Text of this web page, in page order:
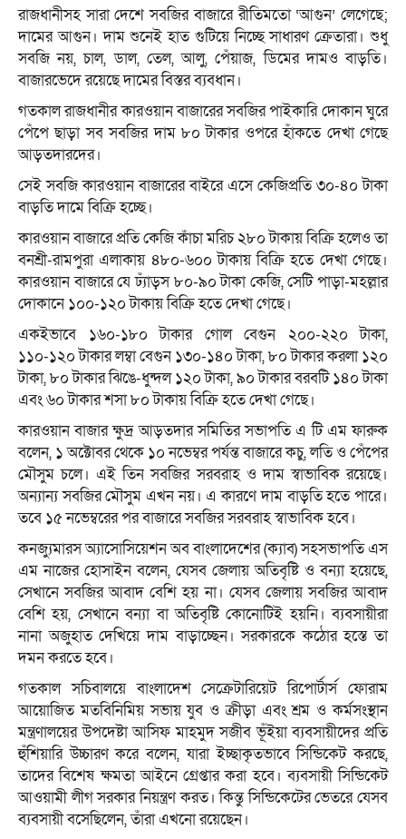
রাজধানীসহ সারা দেশে সবজির বাজারে রীতিমতো ‘আগুন’ লেগেছে;
দামের আগুন। দাম শুনেই হাত গুটিয়ে নিচ্ছে সাধারণ ক্রেতারা। শুধু
সবজি নয়, চাল, ডাল, তেল, আলু, পেঁয়াজ, ডিমের দামও বাড়তি।
বাজারভেদে রয়েছে দামের বিস্তর ব্যবধান।
গতকাল রাজধানীর কারওয়ান বাজারের সবজির পাইকারি দোকান ঘুরে
পেঁপে ছাড়া সব সবজির দাম ৮০ টাকার ওপরে হাঁকতে দেখা গেছে
আড়তদারদের।
সেই সবজি কারওয়ান বাজারের বাইরে এসে কেজিপ্রতি ৩০-৪০ টাকা
বাড়তি দামে বিক্রি হচ্ছে।
কারওয়ান বাজারে প্রতি কেজি কাঁচা মরিচ ২৮০ টাকায় বিক্রি হলেও তা
বনশ্রী-রামপুরা এলাকায় ৪৮০-৬০০ টাকায় বিক্রি হতে দেখা গেছে।
কারওয়ান বাজারে যে ঢ্যাঁড়স ৮০-৯০ টাকা কেজি, সেটি পাড়া-মহল্লার
দোকানে ১০০-১২০ টাকায় বিক্রি হতে দেখা গেছে।
একইভাবে ১৬০-১৮০ টাকার গোল বেগুন ২০০-২২০ টাকা,
১১০-১২০ টাকার লম্বা বেগুন ১৩০-১৪০ টাকা, ৮০ টাকার করলা ১২০
টাকা, ৮০ টাকার ঝিঙে-ধুন্দল ১২০ টাকা, ৯০ টাকার বরবটি ১৪০ টাকা
এবং ৬০ টাকার শসা ৮০ টাকায় বিক্রি হতে দেখা গেছে।
কারওয়ান বাজার ক্ষুদ্র আড়তদার সমিতির সভাপতি এ টি এম ফারুক
বলেন, ১ অক্টোবর থেকে ১০ নভেম্বর পর্যন্ত বাজারে কচু, লতি ও পেঁপের
মৌসুম চলে। এই তিন সবজির সরবরাহ ও দাম স্বাভাবিক রয়েছে।
অন্যান্য সবজির মৌসুম এখন নয়। এ কারণে দাম বাড়তি হতে পারে।
তবে ১৫ নভেম্বরের পর বাজারে সবজির সরবরাহ স্বাভাবিক হবে।
কনজ্যুমারস অ্যাসোসিয়েশন অব বাংলাদেশের (ক্যাব) সহসভাপতি এস
এম নাজের হোসাইন বলেন, যেসব জেলায় অতিবৃষ্টি ও বন্যা হয়েছে,
সেখানে সবজির আবাদ বেশি হয় না। যেসব জেলায় সবজির আবাদ
বেশি হয়, সেখানে বন্যা বা অতিবৃষ্টি কোনোটিই হয়নি। ব্যবসায়ীরা
নানা অজুহাত দেখিয়ে দাম বাড়াচ্ছেন। সরকারকে কঠোর হস্তে তা
দমন করতে হবে।
গতকাল সচিবালয়ে বাংলাদেশ সেক্রেটারিয়েট রিপোর্টার্স ফোরাম
আয়োজিত মতবিনিমিয় সভায় যুব ও ক্রীড়া এবং শ্রম ও কর্মসংস্থান
মন্ত্রণালয়ের উপদেষ্টা আসিফ মাহমুদ সজীব ভূঁইয়া ব্যবসায়ীদের প্রতি
হুঁশিয়ারি উচ্চারণ করে বলেন, যারা ইচ্ছাকৃতভাবে সিন্ডিকেট করছে,
তাদের বিশেষ ক্ষমতা আইনে গ্রেপ্তার করা হবে। ব্যবসায়ী সিন্ডিকেট
আওয়ামী লীগ সরকার নিয়ন্ত্রণ করত। কিন্তু সিন্ডিকেটের ভেতরে যেসব
ব্যবসায়ী বসেছিলেন, তাঁরা এখনো রয়েছেন।